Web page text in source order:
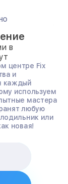
центре Fix
и
каждый
используем
мастера
любую
или
новая!
в